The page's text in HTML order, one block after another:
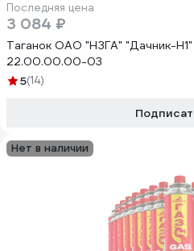
Последняя цена
3 084 ₽
Таганок ОАО "НЗГА" "Дачник-
22.00.00.00-03
5(14)
Нет в наличии